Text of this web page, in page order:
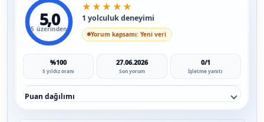
5,0
5 üzerinden
★ ★ ★ ★ ★
1 yolculuk deneyimi
Yorum kapsamı: Yeni veri
%100
5 yıldız oranı
27.06.2026
Son yorum
0/1
İşletme yanıtı
Puan dağılımı